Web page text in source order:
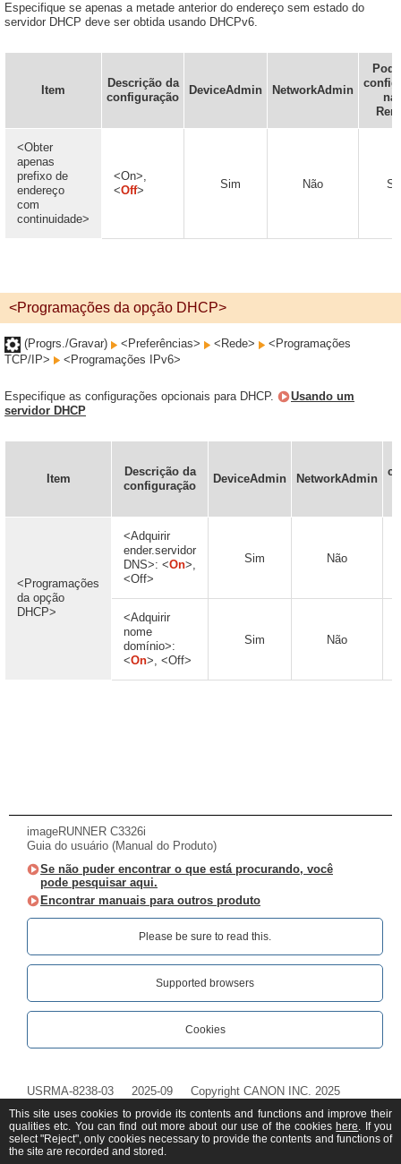
Especifique se apenas a metade anterior do endereço sem estado do
servidor DHCP deve ser obtida usando DHCPv6.
Item
Descrição da
configuração
DeviceAdmin NetworkAdmin
na
<Obter
apenas
prefixo de
endereço
com
continuidade>
<On>,
<Off> Sim Não
<Programações da opção DHCP>
(Progrs./Gravar) <Preferências> <Rede>
<Programações
TCP/IP>
<Programações IPv6>
Especifique as configurações opcionais para DHCP.
Usando um
servidor DHCP
Item
Descrição da
configuração
DeviceAdmin NetworkAdmin
<Programações
da opção
DHCP>
<Adquirir
ender.servidor
DNS>: <On>,
<Off>
Sim Não
<Adquirir
nome
domínio>:
<On>, <Off>
Sim Não
imageRUNNER C3326i
Guia do usuário (Manual do Produto)
Se não puder encontrar o que está procurando, você
pode pesquisar aqui.
Encontrar manuais para outros produto
Please be sure to read this.‎
Supported browsers
Cookies
USRMA-8238-03 2025-09 Copyright CANON INC. 2025
This site uses cookies to provide its contents and functions and improve their
qualities etc. You can find out more about our use of the cookies here. If you
select "Reject", only cookies necessary to provide the contents and functions of
the site are recorded and stored.